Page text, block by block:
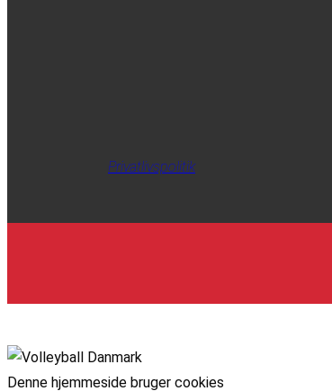
Privatlivspolitik
Denne hjemmeside bruger cookies